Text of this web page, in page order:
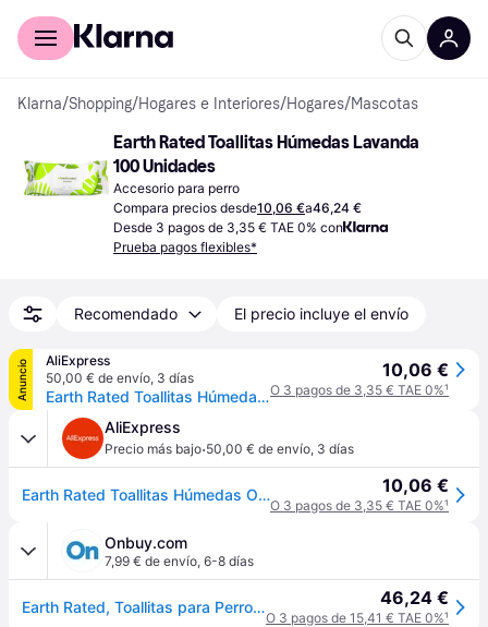
Comprar con Klarna
Klarna/Shopping/Hogares e Interiores/Hogares/Mascotas
Earth Rated Toallitas Húmedas Lavanda
100 Unidades
Accesorio para perro
Compara precios desde10,06 €a46,24 €
Desde 3 pagos de 3,35 € TAE 0% con
Prueba pagos flexibles*
Recomendado El precio incluye el envío
Anuncio
AliExpress
50,00 € de envío, 3 días
Earth Rated Toallitas Húmedas Olor a Lavanda para Perros y Gatos 100 unidades
10,06 €
O 3 pagos de 3,35 € TAE 0%¹
AliExpress
Precio más bajo·50,00 € de envío, 3 días
Earth Rated Toallitas Húmedas Olor a Lavanda para Perros y Gatos 100 unidades 10,06 €
O 3 pagos de 3,35 € TAE 0%¹
Onbuy.com
7,99 € de envío, 6-8 días
Earth Rated, Toallitas para Perros, Lavanda, 100 Toallitas 46,24 €
O 3 pagos de 15,41 € TAE 0%¹